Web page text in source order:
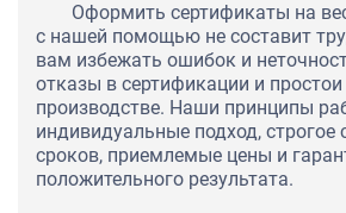
Оформить сертификаты на
с нашей помощью не составит
вам избежать ошибок и
отказы в сертификации и простои
производстве. Наши принципы
индивидуальные подход, строгое
сроков, приемлемые цены и
положительного результата.